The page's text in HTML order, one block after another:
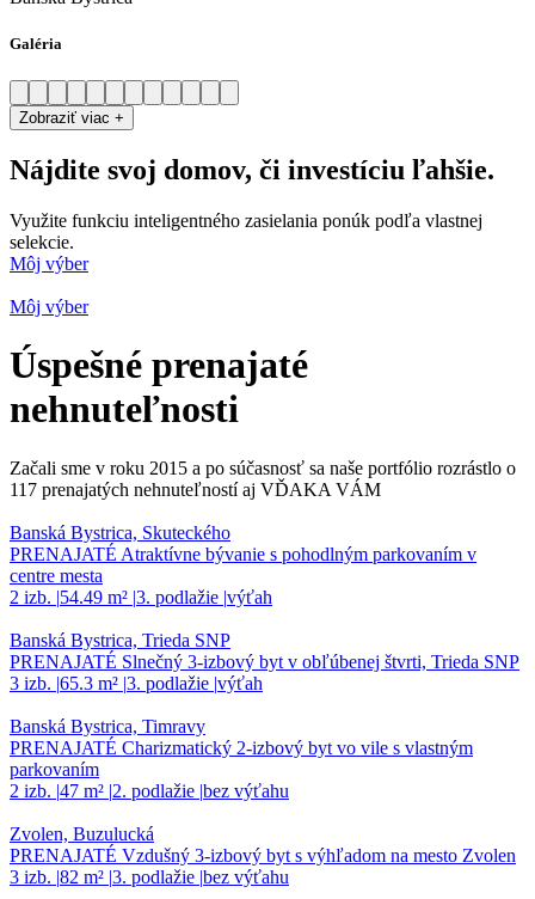
Galéria
Zobraziť viac +
Nájdite svoj domov, či investíciu ľahšie.
Využite funkciu inteligentného zasielania ponúk podľa vlastnej
selekcie.
Môj výber
Môj výber
Úspešné prenajaté
nehnuteľnosti
Začali sme v roku 2015 a po súčasnosť sa naše portfólio rozrástlo o
117 prenajatých nehnuteľností aj VĎAKA VÁM
Banská Bystrica, Skuteckého
PRENAJATÉ Atraktívne bývanie s pohodlným parkovaním v
centre mesta
2 izb. |54.49 m² |3. podlažie |výťah
Banská Bystrica, Trieda SNP
PRENAJATÉ Slnečný 3-izbový byt v obľúbenej štvrti, Trieda SNP
3 izb. |65.3 m² |3. podlažie |výťah
Banská Bystrica, Timravy
PRENAJATÉ Charizmatický 2-izbový byt vo vile s vlastným
parkovaním
2 izb. |47 m² |2. podlažie |bez výťahu
Zvolen, Buzulucká
PRENAJATÉ Vzdušný 3-izbový byt s výhľadom na mesto Zvolen
3 izb. |82 m² |3. podlažie |bez výťahu